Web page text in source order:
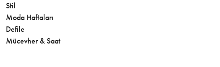
Stil
Moda Haftaları
Defile
Mücevher & Saat